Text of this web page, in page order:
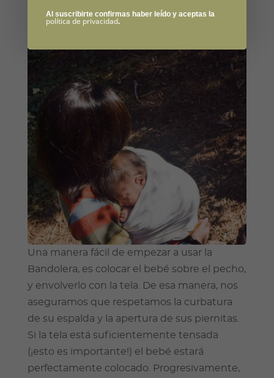
será posible portear a la cadera, y detrás.
Una manera fácil de empezar a usar la
Bandolera, es colocar el bebé sobre el pecho,
y envolverlo con la tela. De esa manera, nos
aseguramos que respetamos la curbatura
de su espalda y la apertura de sus piernitas.
Si la tela está suficientemente tensada
(¡esto es importante!) el bebé estará
perfectamente colocado. Progresivamente,
Al suscribirte confirmas haber leído y aceptas la
política de privacidad.